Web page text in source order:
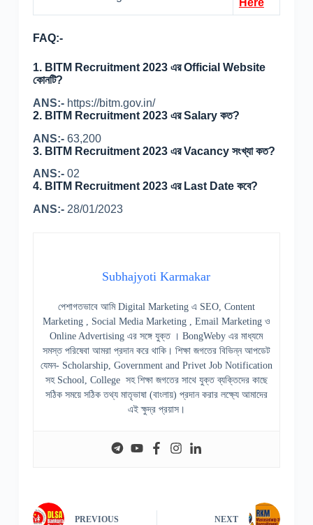
Here
FAQ:-
1. BITM Recruitment 2023 এর Official Website
কোনটি?
ANS:-https://bitm.gov.in/
2. BITM Recruitment 2023 এর Salary কত?
ANS:- 63,200
3. BITM Recruitment 2023 এর Vacancy সংখ্যা কত?
ANS:-02
4. BITM Recruitment 2023 এর Last Date কবে?
ANS:-28/01/2023
Subhajyoti Karmakar
পেশাগতভাবে আমি Digital Marketing এ SEO, Content
Marketing , Social Media Marketing , Email Marketing ও
Online Advertising এর সঙ্গে যুক্ত । BongWeby এর মাধ্যমে
সমস্ত পরিষেবা আমরা প্রদান করে থাকি। শিক্ষা জগতের বিভিন্ন আপডেট
যেমন- Scholarship, Government and Privet Job Notification
সহ School, College সহ শিক্ষা জগতের সাথে যুক্ত ব্যক্তিদের কাছে
সঠিক সময়ে সঠিক তথ্য মাতৃভাষা (বাংলায়) প্রদান করার লক্ষ্যে আমাদের
এই ক্ষুদ্র প্রয়াস।
PREVIOUS NEXT